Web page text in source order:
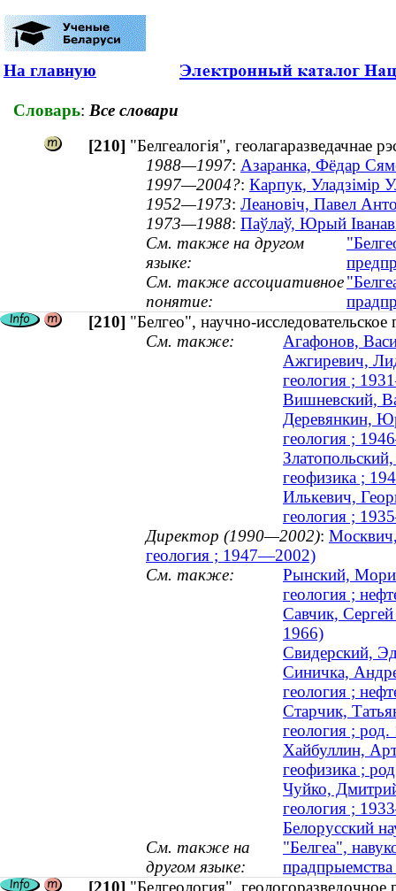
На главную
Словарь: Все словари
[210] "Белгеалогія", геолагаразведачнае
1988—1997: Азаранка, Фёдар
1997—2004?: Карпук, Уладзімір
1952—1973: Леановіч, Павел
1973—1988: Паўлаў, Юрый
См. также на другом
языке:
См. также ассоциативное
понятие:
[210] "Белгео", научно-
См. также:
Агафонов,
Ажгиревич,
геология ;
Вишневский,
Деревянкин,
геология ;
геофизика ;
Илькевич,
геология ;
Директор (1990—2002):
геология ; 1947—2002)
См. также:
Рынский,
геология ;
Савчик,
1966)
Свидерский,
Синичка,
геология ;
Старчик,
геология ; род.
Хайбуллин,
геофизика ;
Чуйко,
геология ;
Белорусский
См. также на
другом языке:
"Белгеа",